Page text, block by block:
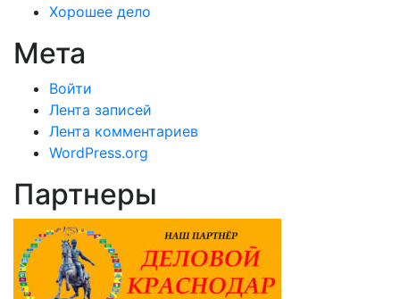
Хорошее дело
Мета
Войти
Лента записей
Лента комментариев
WordPress.org
Партнеры